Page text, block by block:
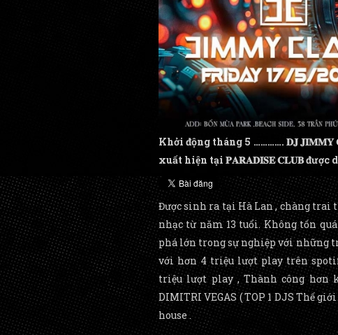
Khởi động tháng 5 …………. 𝐃𝐉 𝐉𝐈𝐌𝐌𝐘
xuất hiện tại 𝐏𝐀𝐑𝐀𝐃𝐈𝐒𝐄 𝐂𝐋𝐔𝐁 được
Được sinh ra tại Hà Lan , chàng trai
nhạc từ năm 13 tuổi. Không tốn
phá lớn trong sự nghiệp với những
với hơn 4 triệu lượt play trên
triệu lượt play , Thành công hơn
DIMITRI VEGAS ( TOP 1 DJS Thế
house .